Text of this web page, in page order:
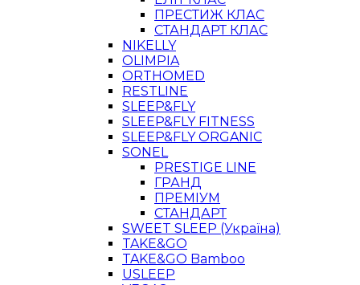
ПРЕСТИЖ КЛАС
СТАНДАРТ КЛАС
NIKELLY
OLIMPIA
ORTHOMED
RESTLINE
SLEEP&FLY
SLEEP&FLY FITNESS
SLEEP&FLY ORGANIC
SONEL
PRESTIGE LINE
ГРАНД
ПРЕМІУМ
СТАНДАРТ
SWEET SLEEP (Україна)
TAKE&GO
TAKE&GO Bamboo
USLEEP